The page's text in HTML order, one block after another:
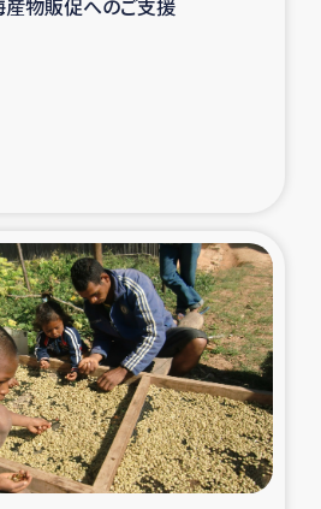
ティブ県帰還民の生活再建支援
カ南部洪水被災者支援
をつなぐサリー・リサイクル・プロ
ジェクト
復興支援事業
民際教育事業
物販促へのご支援